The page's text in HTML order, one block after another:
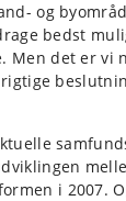
og
bedst
Men det er
i 2007.